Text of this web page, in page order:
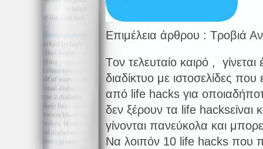
Επιμέλεια άρθρου : Τροβιά
Tον τελευταίο καιρό ,
διαδίκτυο με ιστοσελίδες που
από life hacks για
δεν ξέρουν τα life hacksείναι
γίνονται πανεύκολα και
Να λοιπόν 10 life hacks που